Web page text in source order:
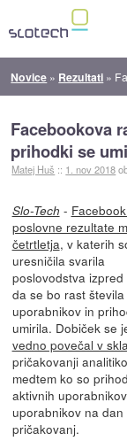
Novice » Rezultati »
Facebookova
prihodki se
Matej Huš :: 1. nov 2018
Slo-Tech -
poslovne rezultate
četrtletja, v katerih
uresničila svarila
poslovodstva izpred
da se bo rast števila
uporabnikov in
umirila. Dobiček se
vedno povečal v
pričakovanji
medtem ko so
aktivnih
uporabnikov na dan
pričakovanj.